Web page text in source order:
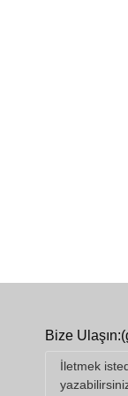
Bize Ulaşın: